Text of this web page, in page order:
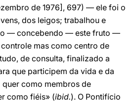
de 1976], 697) — ele foi o
dos leigos; trabalhou e
— concebendo — este fruto —
mas como centro de
de consulta, finalizado a
que participem da vida e da
quer como membros de
como fiéis» (ibid.). O Pontifício